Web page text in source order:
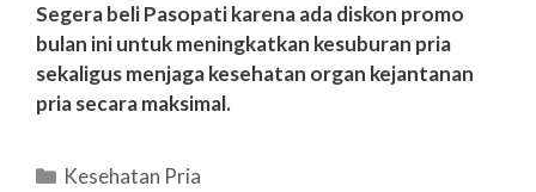
Segera beli Pasopati karena ada diskon promo
bulan ini untuk meningkatkan kesuburan pria
sekaligus menjaga kesehatan organ kejantanan
pria secara maksimal.
Categories
Kesehatan Pria